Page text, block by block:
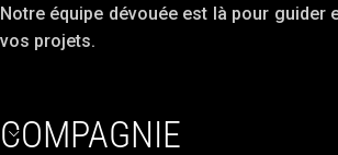
Notre équipe dévouée est là pour guider
vos projets.
COMPAGNIE